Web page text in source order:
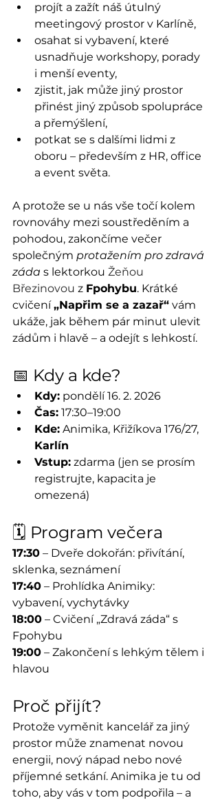
projít a zažít náš útulný
meetingový prostor v Karlíně,
osahat si vybavení, které
usnadňuje workshopy, porady
i menší eventy,
zjistit, jak může jiný prostor
přinést jiný způsob spolupráce
a přemýšlení,
potkat se s dalšími lidmi z
oboru – především z HR, office
a event světa.
A protože se u nás vše točí kolem
rovnováhy mezi soustředěním a
pohodou, zakončíme večer
společným protažením pro zdravá
záda s lektorkou Žeňou
Březinovou z Fpohybu. Krátké
cvičení „Napřim se a zazař“ vám
ukáže, jak během pár minut ulevit
zádům i hlavě – a odejít s lehkostí.
📅 Kdy a kde?
Kdy: pondělí 16. 2. 2026
Čas: 17:30–19:00
Kde: Animika, Křižíkova 176/27,
Karlín
Vstup: zdarma (jen se prosím
registrujte, kapacita je
omezená)
🗓 Program večera
17:30 – Dveře dokořán: přivítání,
sklenka, seznámení
17:40 – Prohlídka Animiky:
vybavení, vychytávky
18:00 – Cvičení „Zdravá záda“ s
Fpohybu
19:00 – Zakončení s lehkým tělem i
hlavou
Proč přijít?
Protože vyměnit kancelář za jiný
prostor může znamenat novou
energii, nový nápad nebo nové
příjemné setkání. Animika je tu od
toho, aby vás v tom podpořila – a